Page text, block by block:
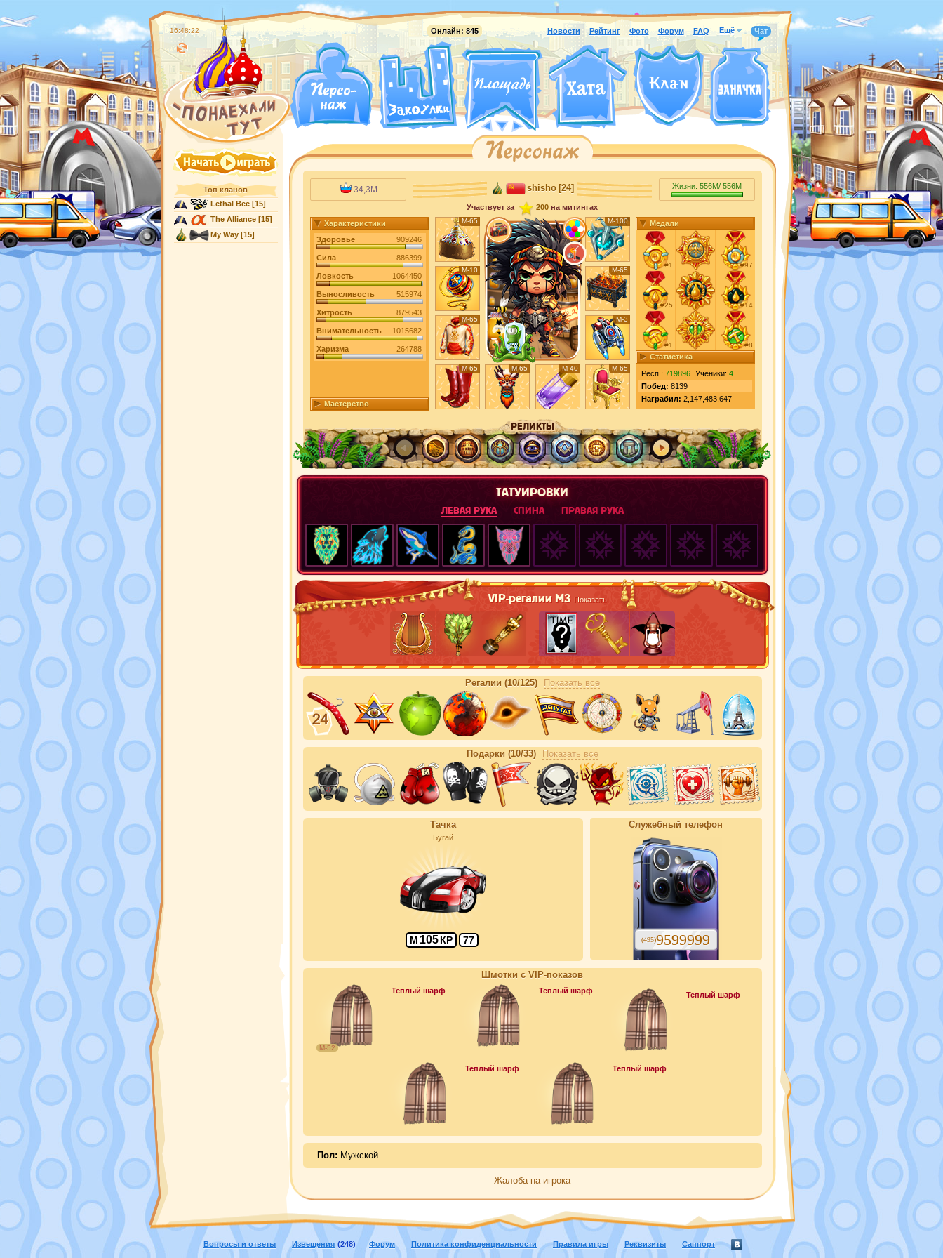
Онлайн: 845 Новости Рейтинг Фото Форум FAQ Ещё Чат
16:48:22
Топ кланов
Lethal Bee[15]
The Alliance[15]
My Way[15]
shisho [24]
Участвует за 200 на митингах
34,3M Жизни: 556M/ 556M
Характеристики
Здоровье
909246
Сила 886399
Ловкость 1064450
Выносливость 515974
Хитрость 879543
Внимательность 1015682
Харизма 264788
Мастерство
М-65 М-100
М-10
М-65
М-65
М-3
М-65 М-65
М-65 М-40
Медали
#1 #97
#25 #14
#1 #8
Статистика
Респ.: 719896 Ученики: 4
Побед: 8139
Награбил: 2,147,483,647
РЕЛИКТЫ
ТАТУИРОВКИ
ЛЕВАЯ РУКА СПИНА ПРАВАЯ РУКА
VIP-регалии М3 Показать
Регалии (10/125) Показать все
Подарки (10/33) Показать все
Тачка
Бугай
М 105КР 77
Служебный телефон
(495)9599999
Шмотки с VIP-показов
М-52
Теплый шарф Теплый шарф Теплый шарф
Теплый шарф Теплый шарф
Пол: Мужской
Жалоба на игрока
Вопросы и ответы Извещения (248) Форум Политика конфиденциальности Правила игры Реквизиты Саппорт